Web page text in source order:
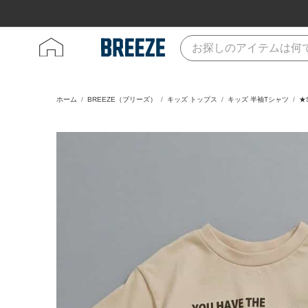
ホーム BREEZE（ブリーズ） キッズ トップス キッズ 半袖Tシャツ